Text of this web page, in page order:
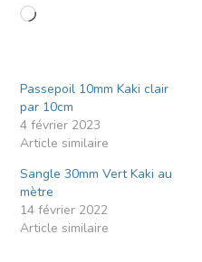
Passepoil 10mm Kaki clair
par 10cm
4 février 2023
Article similaire
Sangle 30mm Vert Kaki au
mètre
14 février 2022
Article similaire